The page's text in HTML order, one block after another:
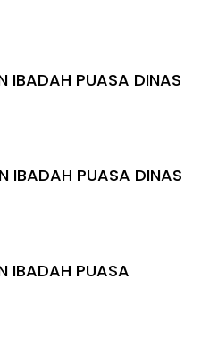
IBADAH PUASA DINAS
IBADAH PUASA DINAS
IBADAH PUASA